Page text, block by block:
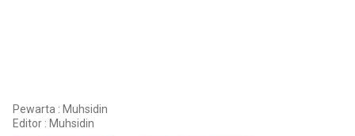
Pewarta : Muhsidin
Editor : Muhsidin